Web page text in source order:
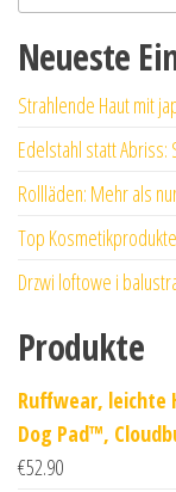
Neueste
Strahlende Haut mit
Edelstahl statt Abriss:
Rollläden: Mehr als
Top
Drzwi loftowe i
Produkte
Ruffwear, leichte
Dog Pad™,
€52.90